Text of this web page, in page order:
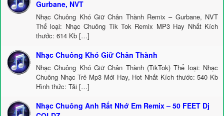
Gurbane, NVT
Nhạc Chuông Khó Giữ Chân Thành Remix – Gurbane, NVT
Thể loại: Nhạc Chuông Tik Tok Remix MP3 Hay Nhất Kích
thước: 614 Kb […]
Nhạc Chuông Khó Giữ Chân Thành
Nhạc Chuông Khó Giữ Chân Thành (TikTok) Thể loại: Nhạc
Chuông Nhạc Trẻ Mp3 Mới Hay, Hot Nhất Kích thước: 540 Kb
Hình thức: Tải […]
Nhạc Chuông Anh Rất Nhớ Em Remix – 50 FEET Dj